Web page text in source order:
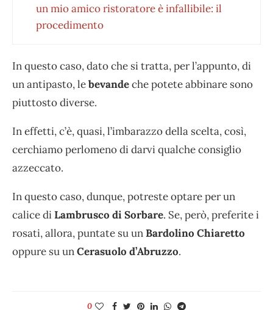
un mio amico ristoratore è infallibile: il
procedimento
In questo caso, dato che si tratta, per l’appunto, di
un antipasto, lebevandeche potete abbinare sono
piuttosto diverse.
In effetti, c’è, quasi, l’imbarazzo della scelta, così,
cerchiamo perlomeno di darvi qualche consiglio
azzeccato.
In questo caso, dunque, potreste optare per un
calice diLambrusco di Sorbare. Se, però, preferite i
rosati, allora, puntate su unBardolino Chiaretto
oppure su unCerasuolo d’Abruzzo.
0